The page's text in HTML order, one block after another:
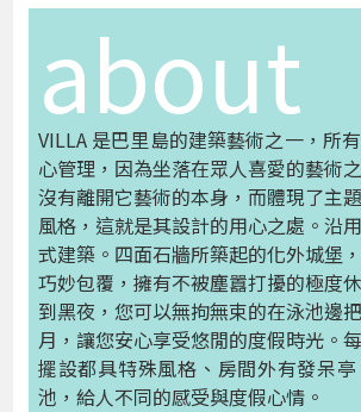
about
VILLA 是巴里島的建築藝術之一，所
心管理，因為坐落在眾人喜愛的藝術
沒有離開它藝術的本身，而體現了主
風格，這就是其設計的用心之處。沿
式建築。四面石牆所築起的化外城堡
巧妙包覆，擁有不被塵囂打擾的極度
到黑夜，您可以無拘無束的在泳池邊
月，讓您安心享受悠閒的度假時光。
擺設都具特殊風格、房間外有發呆
池，給人不同的感受與度假心情。